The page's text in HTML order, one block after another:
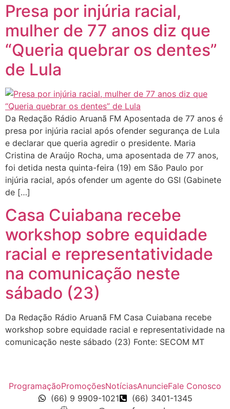
Presa por injúria racial,
mulher de 77 anos diz que
“Queria quebrar os dentes”
de Lula
Da Redação Rádio Aruanã FM Aposentada de 77 anos é
presa por injúria racial após ofender segurança de Lula
e declarar que queria agredir o presidente. Maria
Cristina de Araújo Rocha, uma aposentada de 77 anos,
foi detida nesta quinta-feira (19) em São Paulo por
injúria racial, após ofender um agente do GSI (Gabinete
de […]
Casa Cuiabana recebe
workshop sobre equidade
racial e representatividade
na comunicação neste
sábado (23)
Da Redação Rádio Aruanã FM Casa Cuiabana recebe
workshop sobre equidade racial e representatividade na
comunicação neste sábado (23) Fonte: SECOM MT
ProgramaçãoPromoçõesNotíciasAnuncieFale Conosco
(66) 9 9909-1021
(66) 3401-1345